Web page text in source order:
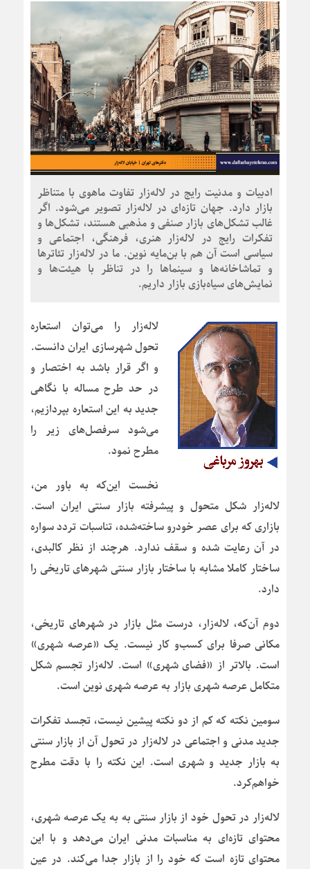
ادبیات و مدنیت رایج در لاله‌زار تفاوت ماهوی با متناظر
بازار دارد. جهان تازه‌ای در لاله‌زار تصویر می‌شود. اگر
غالب تشکل‌های بازار صنفی و مذهبی هستند، تشکل‌ها و
تفکرات رایج در لاله‌زار هنری، فرهنگی، اجتماعی و
سیاسی است آن هم با بن‌مایه نوین. ما در لاله‌زار تئاترها
و تماشاخانه‌ها و سینماها را در تناظر با هیئت‌ها و
نمایش‌های سیاه‌بازی بازار داریم.
لاله‌زار را می‌توان استعاره
تحول شهرسازی ایران دانست.
و اگر قرار باشد به اختصار و
در حد طرح مساله با نگاهی
جدید به این استعاره بپردازیم،
می‌شود سرفصل‌های زیر را
مطرح نمود.
نخست این‌که به باور من،
لاله‌زار شکل متحول و پیشرفته بازار سنتی ایران است.
بازاری که برای عصر خودرو ساخته‌شده، تناسبات تردد سواره
در آن رعایت شده و سقف ندارد. هرچند از نظر کالبدی،
ساختار کاملا مشابه با ساختار بازار سنتی شهرهای تاریخی را
دارد.
دوم آن‌که، لاله‌زار، درست مثل بازار در شهرهای تاریخی،
مکانی صرفا برای کسب‌و کار نیست. یک «عرصه شهری»
است. بالاتر از «فضای شهری» است. لاله‌زار تجسم شکل
متکامل عرصه شهری بازار به عرصه شهری نوین است.
سومین نکته که کم‌ از دو نکته پیشین نیست، تجسد تفکرات
جدید مدنی و اجتماعی در لاله‌زار در تحول آن از بازار سنتی
به بازار جدید و شهری است. این نکته را با دقت مطرح
خواهم‌کرد.
لاله‌زار در تحول خود از بازار سنتی به به یک عرصه شهری،
محتوای تازه‌ای به مناسبات مدنی ایران می‌دهد و با این
محتوای تازه است که خود را از بازار جدا می‌کند. در عین